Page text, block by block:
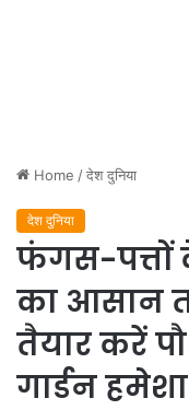
Home /देश दुनिया
देश दुनिया
फंगस-पत्तों
का आसान
तैयार करें
गार्डन